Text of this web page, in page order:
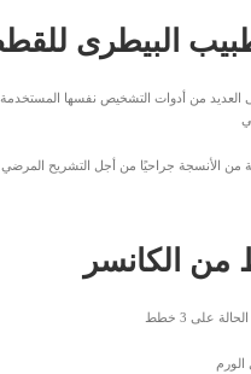
البيطرى
العديد من أدوات التشخيص نفسها
من الأنسجة جراحيًا من أجل التشريح
من الكانسر
على 3 خطط
الورم